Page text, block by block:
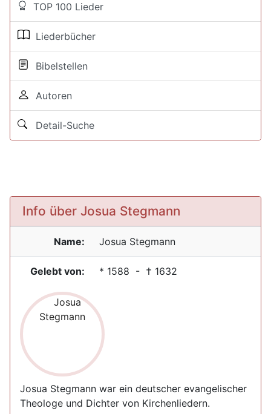
TOP 100 Lieder
Liederbücher
Bibelstellen
Autoren
Detail-Suche
Info über Josua Stegmann
Name: Josua Stegmann
Gelebt von: * 1588 - † 1632
Josua Stegmann war ein deutscher evangelischer
Theologe und Dichter von Kirchenliedern.